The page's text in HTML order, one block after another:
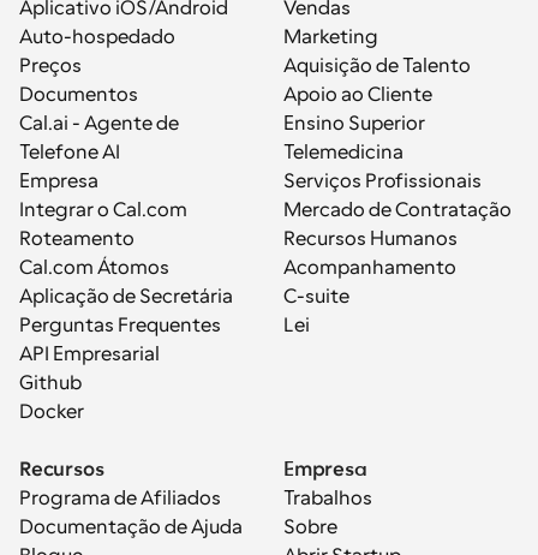
Aplicativo iOS/Android
Auto-hospedado
Preços
Documentos
Cal.ai - Agente de
Telefone AI
Empresa
Integrar o Cal.com
Roteamento
Cal.com Átomos
Aplicação de Secretária
Perguntas Frequentes
API Empresarial
Github
Docker
Vendas
Marketing
Aquisição de Talento
Apoio ao Cliente
Ensino Superior
Telemedicina
Serviços Profissionais
Mercado de Contratação
Recursos Humanos
Acompanhamento
C-suite
Lei
Recursos
Programa de Afiliados
Documentação de Ajuda
Empresa
Trabalhos
Sobre